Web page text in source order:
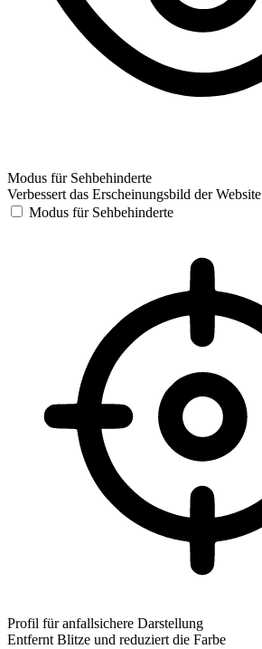
Modus für Sehbehinderte
Verbessert das Erscheinungsbild der Website
Modus für Sehbehinderte
Profil für anfallsichere Darstellung
Entfernt Blitze und reduziert die Farbe